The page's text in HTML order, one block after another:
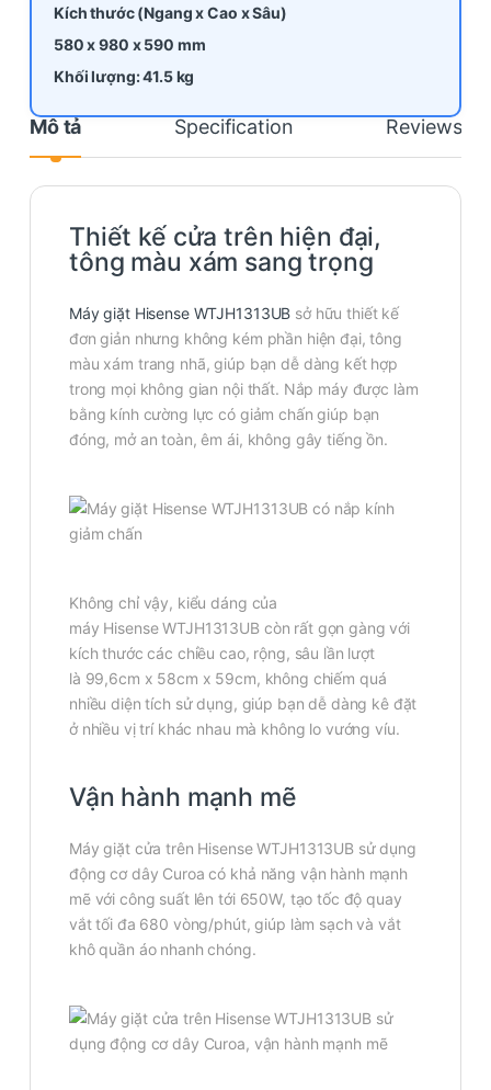
Kích thước (Ngang x Cao x Sâu)
580 x 980 x590 mm
Khối lượng: 41.5 kg
Mô tả Specification Reviews
Thiết kế cửa trên hiện đại,
tông màu xám sang trọng
Máy giặt Hisense WTJH1313UB sở hữu thiết kế
đơn giản nhưng không kém phần hiện đại, tông
màu xám trang nhã, giúp bạn dễ dàng kết hợp
trong mọi không gian nội thất. Nắp máy được làm
bằng kính cường lực có giảm chấn giúp bạn
đóng, mở an toàn, êm ái, không gây tiếng ồn.
Không chỉ vậy, kiểu dáng của
máy Hisense WTJH1313UB còn rất gọn gàng với
kích thước các chiều cao, rộng, sâu lần lượt
là 99,6cm x 58cm x 59cm, không chiếm quá
nhiều diện tích sử dụng, giúp bạn dễ dàng kê đặt
ở nhiều vị trí khác nhau mà không lo vướng víu.
Vận hành mạnh mẽ
Máy giặt cửa trên Hisense WTJH1313UB sử dụng
động cơ dây Curoa có khả năng vận hành mạnh
mẽ với công suất lên tới 650W, tạo tốc độ quay
vắt tối đa 680 vòng/phút, giúp làm sạch và vắt
khô quần áo nhanh chóng.